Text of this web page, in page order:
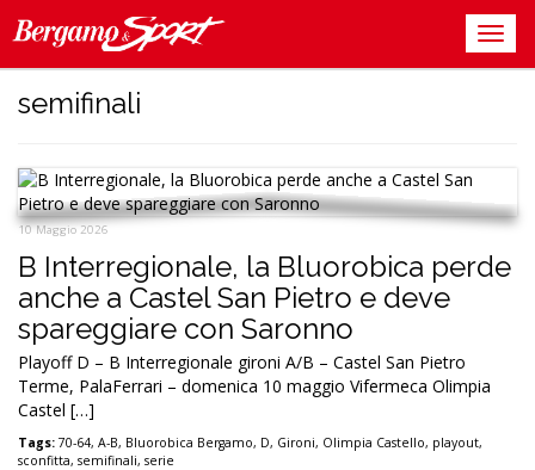
semifinali
10 Maggio 2026
B Interregionale, la Bluorobica perde
anche a Castel San Pietro e deve
spareggiare con Saronno
Playoff D – B Interregionale gironi A/B – Castel San Pietro
Terme, PalaFerrari – domenica 10 maggio Vifermeca Olimpia
Castel […]
Tags: 70-64, A-B, Bluorobica Bergamo, D, Gironi, Olimpia Castello, playout,
sconfitta, semifinali, serie